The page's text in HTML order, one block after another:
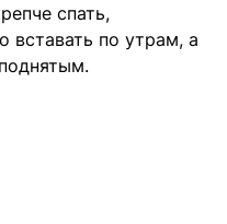
спать,
вставать по утрам, а